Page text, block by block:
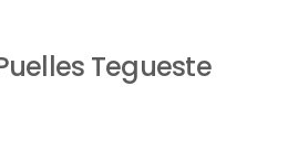
Tegueste